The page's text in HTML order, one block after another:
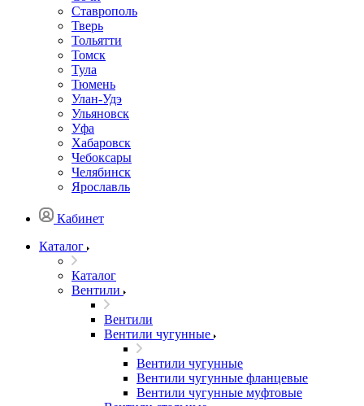
Ставрополь
Тверь
Тольятти
Томск
Тула
Тюмень
Улан-Удэ
Ульяновск
Уфа
Хабаровск
Чебоксары
Челябинск
Ярославль
Кабинет
Каталог
Каталог
Вентили
Вентили
Вентили чугунные
Вентили чугунные
Вентили чугунные фланцевые
Вентили чугунные муфтовые